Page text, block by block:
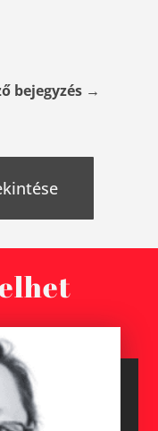
bejegyzés →